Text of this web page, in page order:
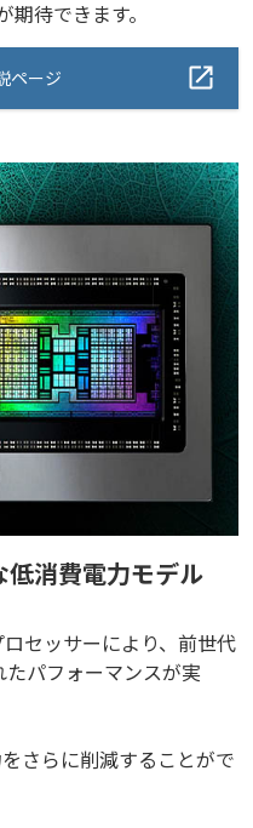
待できます。
ページ
低消費電力モデル
セッサーにより、前世代
パフォーマンスが実
さらに削減することがで